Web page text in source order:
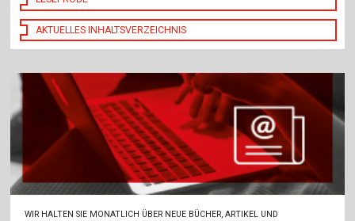
AKTUELLES INHALTSVERZEICHNIS
WIR HALTEN SIE MONATLICH ÜBER NEUE BÜCHER, ARTIKEL UND